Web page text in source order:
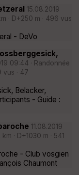
15.08.2019
· D+250 m · 496 vus
- DeVo
09:44 · Randonnée
vus · 47
Belacker,
- Guide :
11.08.2019
· D+1030 m · 541
- Club vosgien
Chaumont